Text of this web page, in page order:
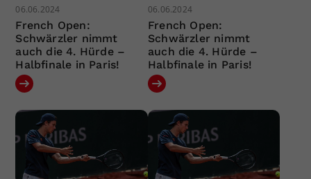
06.06.2024
French Open:
Schwärzler nimmt
auch die 4. Hürde –
Halbfinale in Paris!
06.06.2024
French Open:
Schwärzler nimmt
auch die 4. Hürde –
Halbfinale in Paris!